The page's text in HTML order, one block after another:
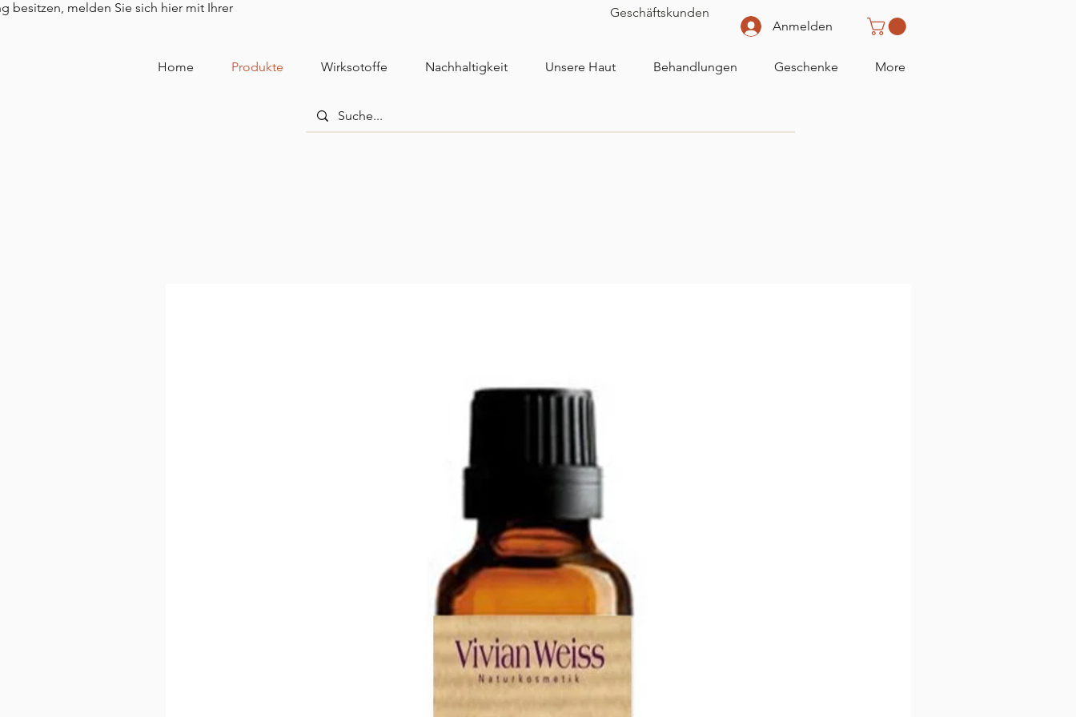
Anmelden
Home Produkte Wirksotoffe Nachhaltigkeit Unsere Haut Behandlungen Geschenke More
Geschäftskunden
besitzen, melden Sie sich hier mit Ihrer